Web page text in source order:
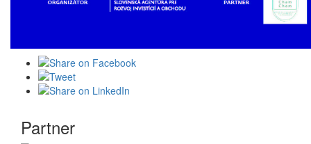
Partner